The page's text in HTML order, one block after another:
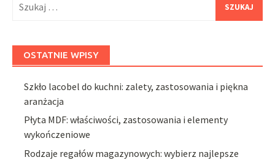
OSTATNIE WPISY
Szkło lacobel do kuchni: zalety, zastosowania i piękna
aranżacja
Płyta MDF: właściwości, zastosowania i elementy
wykończeniowe
Rodzaje regałów magazynowych: wybierz najlepsze